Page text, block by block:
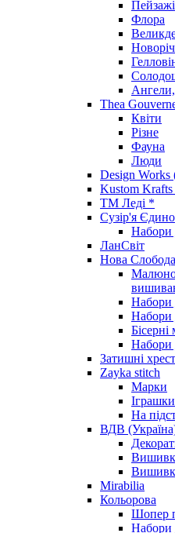
Пейзажі
Флора
Thea
Квіти
Різне
Фауна
Люди
Design
Kustom
ТМ Леді *
Сузір'я
Набори
ЛанСвіт
Нова Слобода
Набори
Набори
Бісерні
Набори
Затишні
Zayka stitch
Марки
Іграшки
На
ВДВ
Mirabilia
Кольорова
Шопер
Набори